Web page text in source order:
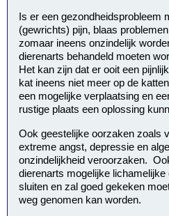
Is er een gezondheidsprobleem
(gewrichts) pijn, blaas
zomaar ineens onzindelijk
dierenarts behandeld moeten
Het kan zijn dat er ooit een
kat ineens niet meer op de
een mogelijke verplaatsing en
rustige plaats een oplossing
Ook geestelijke oorzaken zoals
extreme angst, depressie en
onzindelijkheid veroorzaken.
dierenarts mogelijke
sluiten en zal goed gekeken
weg genomen kan worden.